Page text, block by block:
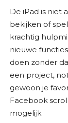
De iPad is niet
bekijken of
krachtig
nieuwe
doen zonder
een project,
gewoon je
Facebook
mogelijk.